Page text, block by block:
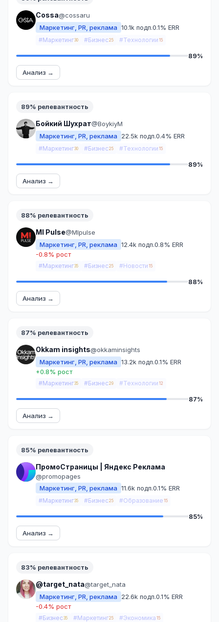
Cossa@cossaru
Маркетинг, PR, реклама 10.1k подп.0.1% ERR
#Маркетинг30 #Бизнес 25 #Технологии 15
89%
Анализ →
89% релевантность
Бойкий Шухрат@BoykiyM
Маркетинг, PR, реклама
22.5k подп.0.4% ERR
#Маркетинг30 #Бизнес 25 #Технологии 15
89%
Анализ →
88% релевантность
MI Pulse@MIpulse
Маркетинг, PR, реклама 12.4k подп.0.8% ERR
-0.8% рост
#Маркетинг35 #Бизнес 25 #Новости 15
88%
Анализ →
87% релевантность
Okkam insights@okkaminsights
Маркетинг, PR, реклама 13.2k подп.0.1% ERR
+0.8% рост
#Маркетинг35 #Бизнес 29 #Технологии 12
87%
Анализ →
85% релевантность
ПромоСтраницы | Яндекс Реклама
@promopages
Маркетинг, PR, реклама 11.6k подп.0.1% ERR
#Маркетинг35 #Бизнес 25 #Образование 15
85%
Анализ →
83% релевантность
@target_nata@target_nata
Маркетинг, PR, реклама
22.6k подп.0.1% ERR
-0.4% рост
#Бизнес 35 #Маркетинг25 #Экономика 15